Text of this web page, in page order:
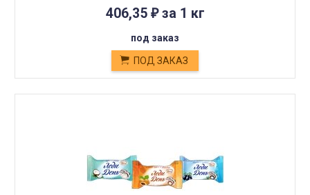
406,35 ₽за 1 кг
под заказ
ПОД ЗАКАЗ